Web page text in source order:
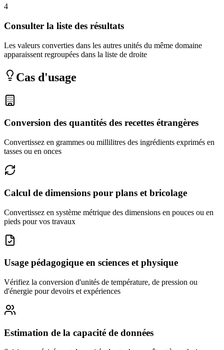
4
Consulter la liste des résultats
Les valeurs converties dans les autres unités du même domaine
apparaissent regroupées dans la liste de droite
Cas d'usage
Conversion des quantités des recettes étrangères
Convertissez en grammes ou millilitres des ingrédients exprimés en
tasses ou en onces
Calcul de dimensions pour plans et bricolage
Convertissez en système métrique des dimensions en pouces ou en
pieds pour vos travaux
Usage pédagogique en sciences et physique
Vérifiez la conversion d'unités de température, de pression ou
d'énergie pour devoirs et expériences
Estimation de la capacité de données